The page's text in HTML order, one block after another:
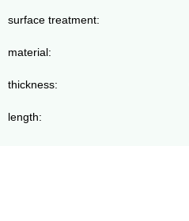
surface treatment:
material:
thickness:
length: